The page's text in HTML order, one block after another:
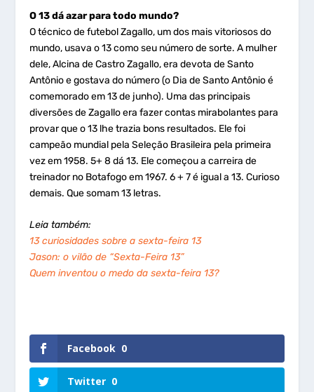
O 13 dá azar para todo mundo?
O técnico de futebol Zagallo, um dos mais vitoriosos do
mundo, usava o 13 como seu número de sorte. A mulher
dele, Alcina de Castro Zagallo, era devota de Santo
Antônio e gostava do número (o Dia de Santo Antônio é
comemorado em 13 de junho). Uma das principais
diversões de Zagallo era fazer contas mirabolantes para
provar que o 13 lhe trazia bons resultados. Ele foi
campeão mundial pela Seleção Brasileira pela primeira
vez em 1958. 5+ 8 dá 13. Ele começou a carreira de
treinador no Botafogo em 1967. 6 + 7 é igual a 13. Curioso
demais. Que somam 13 letras.
Leia também:
13 curiosidades sobre a sexta-feira 13
Jason: o vilão de “Sexta-Feira 13”
Quem inventou o medo da sexta-feira 13?
Facebook 0
Twitter 0